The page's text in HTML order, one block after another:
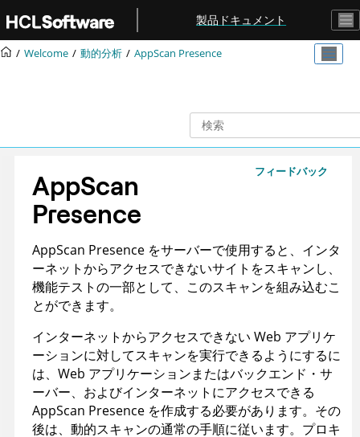
メインコンテンツにジャンプ
製品ドキュメント
Welcome 動的分析 AppScan Presence
フィードバック
AppScan
Presence
AppScan Presence をサーバーで使用すると、インタ
ーネットからアクセスできないサイトをスキャンし、
機能テストの一部として、このスキャンを組み込むこ
とができます。
インターネットからアクセスできない Web アプリケ
ーションに対してスキャンを実行できるようにするに
は、Web アプリケーションまたはバックエンド・サ
ーバー、およびインターネットにアクセスできる
AppScan Presence を作成する必要があります。その
後は、動的スキャンの通常の手順に従います。プロキ